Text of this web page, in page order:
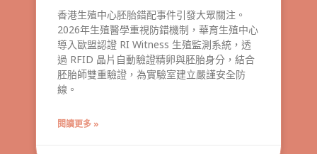
香港生殖中心胚胎錯配事件引發大眾關注。
2026年生殖醫學重視防錯機制，華育生殖中心
導入歐盟認證 RI Witness 生殖監測系統，透
過 RFID 晶片自動驗證精卵與胚胎身分，結合
胚胎師雙重驗證，為實驗室建立嚴謹安全防
線。
閱讀更多 »